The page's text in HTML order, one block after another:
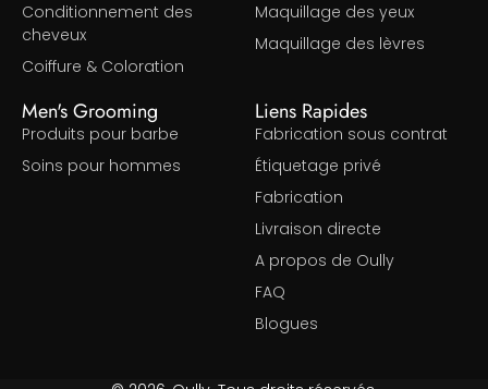
Conditionnement des
cheveux
Coiffure & Coloration
Maquillage des yeux
Maquillage des lèvres
Men's Grooming
Produits pour barbe
Soins pour hommes
Liens Rapides
Fabrication sous contrat
Étiquetage privé
Fabrication
Livraison directe
A propos de Oully
FAQ
Blogues